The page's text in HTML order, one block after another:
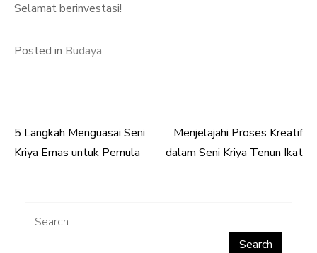
Selamat berinvestasi!
Posted in Budaya
Post
5 Langkah Menguasai Seni
Kriya Emas untuk Pemula
Menjelajahi Proses Kreatif
dalam Seni Kriya Tenun Ikat
Search
Search